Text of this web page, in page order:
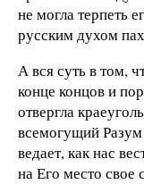
не могла терпеть
русским духом
А вся суть в том,
конце концов и
отвергла
всемогущий
ведает, как нас
на Его место свое